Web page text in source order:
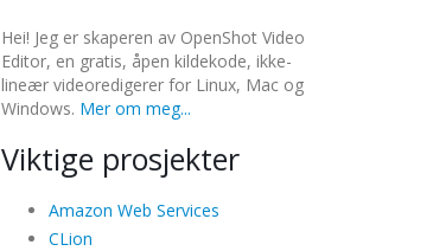
Hei! Jeg er skaperen av OpenShot Video
Editor, en gratis, åpen kildekode, ikke-
lineær videoredigerer for Linux, Mac og
Windows. Mer om meg...
Viktige prosjekter
Amazon Web Services
CLion